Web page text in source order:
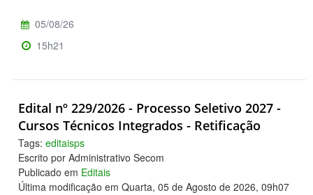
05/08/26
15h21
Edital nº 229/2026 - Processo Seletivo 2027 -
Cursos Técnicos Integrados - Retificação
Tags: editaisps
Escrito por Administrativo Secom
Publicado em Editais
Última modificação em Quarta, 05 de Agosto de 2026, 09h07